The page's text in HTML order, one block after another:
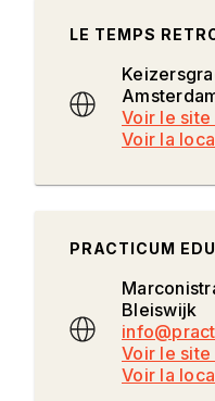
LE TEMPS
Voir le
Voir la
PRACTICUM
Bleiswijk
Voir le
Voir la